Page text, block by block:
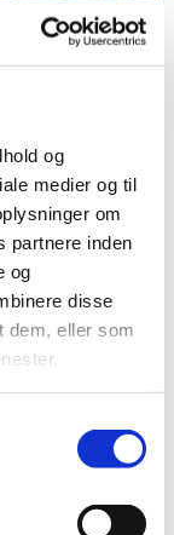
og
medier og til
om
partnere inden
og
disse
dem, eller som